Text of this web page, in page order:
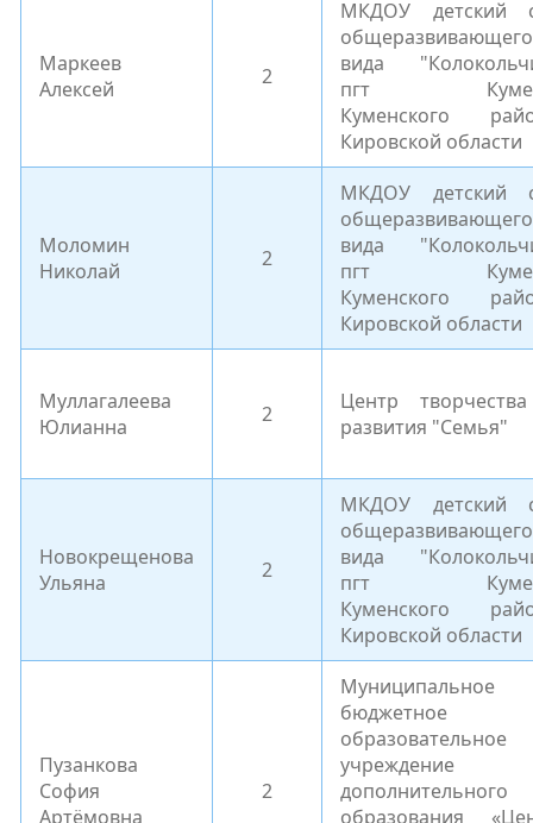
Маркеев
Алексей
2
МКДОУ детский
общеразвивающего
вида
пгт
Куменского
Кировской области
Моломин
Николай
2
МКДОУ детский
общеразвивающего
вида
пгт
Куменского
Кировской области
Муллагалеева
Юлианна
2
Центр
развития "Семья"
Новокрещенова
Ульяна
2
МКДОУ детский
общеразвивающего
вида
пгт
Куменского
Кировской области
Пузанкова
София
Артёмовна
2
Муниципальное
бюджетное
образовательное
учреждение
дополнительного
образования